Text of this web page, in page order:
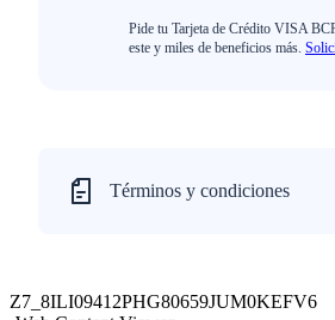
Pide tu Tarjeta de Crédito VISA
este y miles de beneficios más.
Términos y condiciones
Z7_8ILI09412PHG80659JUM0KEFV6